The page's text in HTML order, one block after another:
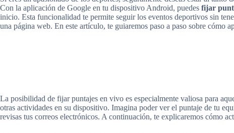
Con la aplicación de Google en tu dispositivo Android, puedes fijar
inicio. Esta funcionalidad te permite seguir los eventos deportivos sin
una página web. En este artículo, te guiaremos paso a paso sobre cómo
La posibilidad de fijar puntajes en vivo es especialmente valiosa para
otras actividades en su dispositivo. Imagina poder ver el puntaje de tu
revisas tus correos electrónicos. A continuación, te explicaremos cómo